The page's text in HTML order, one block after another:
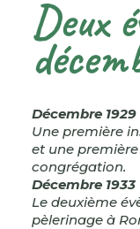
Deux
Décembre 1929
Une première
et une
congrégation.
Décembre 1933
Le deuxième
pèlerinage à